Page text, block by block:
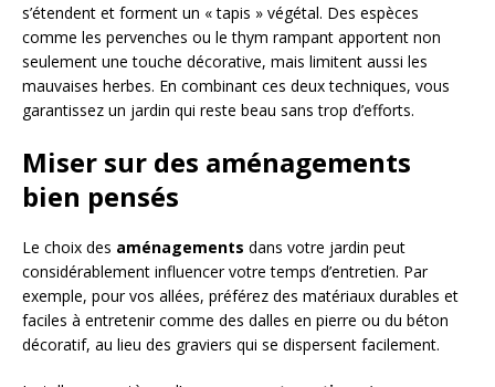
s’étendent et forment un « tapis » végétal. Des espèces
comme les pervenches ou le thym rampant apportent non
seulement une touche décorative, mais limitent aussi les
mauvaises herbes. En combinant ces deux techniques, vous
garantissez un jardin qui reste beau sans trop d’efforts.
Miser sur des aménagements
bien pensés
Le choix des aménagements dans votre jardin peut
considérablement influencer votre temps d’entretien. Par
exemple, pour vos allées, préférez des matériaux durables et
faciles à entretenir comme des dalles en pierre ou du béton
décoratif, au lieu des graviers qui se dispersent facilement.